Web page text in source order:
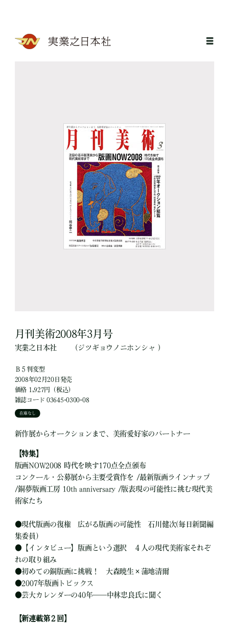
月刊美術2008年3月号
実業之日本社 （ジツギョウノニホンシャ ）
Ｂ５判変型
2008年02月20日発売
価格 1,927円（税込）
雑誌コード 03645-0300-08
在庫なし
新作展からオークションまで、美術愛好家のパートナー
【特集】
版画NOW2008 時代を映す170点全点頒布
コンクール・公募展から主要受賞作を /最新版画ラインナップ
/銅夢版画工房 10th anniversary /版表現の可能性に挑む現代美
術家たち
●現代版画の復権 広がる版画の可能性 石川健次(毎日新聞編
集委員)
● 【インタビュー】版画という選択 ４人の現代美術家それぞ
れの取り組み
●初めての銅版画に挑戦！ 大森暁生×蒲地清爾
●2007年版画トピックス
●芸大カレンダーの40年――中林忠良氏に聞く
【新連載第２回】